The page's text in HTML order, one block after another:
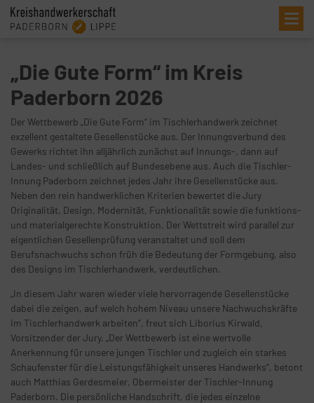
„Die Gute Form“ im Kreis
Paderborn 2026
Der Wettbewerb „Die Gute Form“ im Tischlerhandwerk zeichnet
exzellent gestaltete Gesellenstücke aus. Der Innungsverbund des
Gewerks richtet ihn alljährlich zunächst auf Innungs-, dann auf
Landes- und schließlich auf Bundesebene aus. Auch die Tischler-
Innung Paderborn zeichnet jedes Jahr ihre Gesellenstücke aus.
Neben den rein handwerklichen Kriterien bewertet die Jury
Originalität, Design, Modernität, Funktionalität sowie die funktions-
und materialgerechte Konstruktion. Der Wettstreit wird parallel zur
eigentlichen Gesellenprüfung veranstaltet und soll dem
Berufsnachwuchs schon früh die Bedeutung der Formgebung, also
des Designs im Tischlerhandwerk, verdeutlichen.
„In diesem Jahr waren wieder viele hervorragende Gesellenstücke
dabei die zeigen, auf welch hohem Niveau unsere Nachwuchskräfte
im Tischlerhandwerk arbeiten“, freut sich Liborius Kirwald,
Vorsitzender der Jury. „Der Wettbewerb ist eine wertvolle
Anerkennung für unsere jungen Tischler und zugleich ein starkes
Schaufenster für die Leistungsfähigkeit unseres Handwerks“, betont
auch Matthias Gerdesmeier, Obermeister der Tischler-Innung
Paderborn. Die persönliche Handschrift, die jedes einzelne